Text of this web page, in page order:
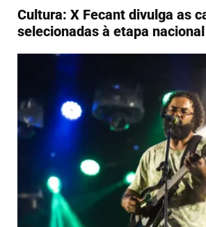
Cultura: X Fecant divulga as
selecionadas à etapa nacional